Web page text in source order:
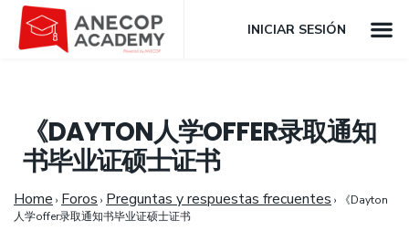
INICIAR SESIÓN
《DAYTON人学OFFER录取通知
书毕业证硕士证书
Home › Foros › Preguntas y respuestas frecuentes ›
《Dayton
人学offer录取通知书毕业证硕士证书